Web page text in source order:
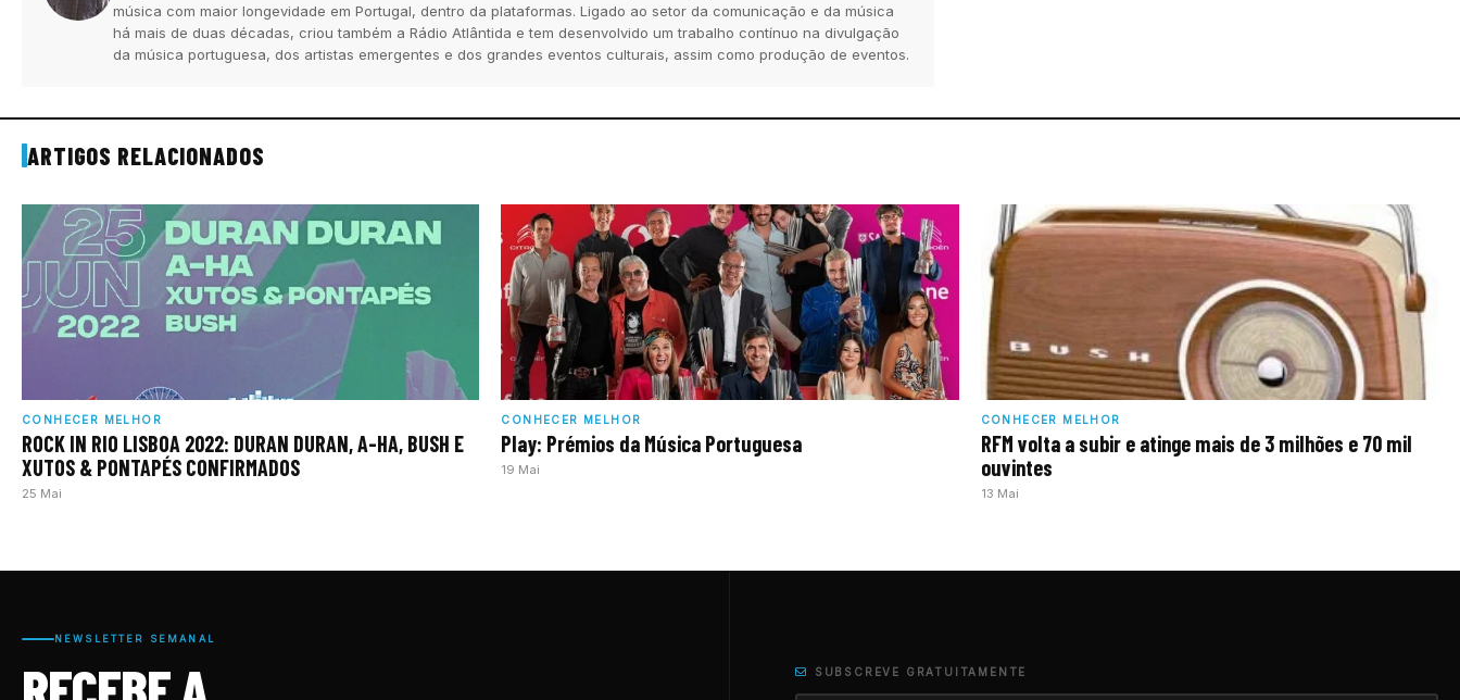
música com maior longevidade em Portugal, dentro da plataformas. Ligado ao setor da comunicação e da música
há mais de duas décadas, criou também a Rádio Atlântida e tem desenvolvido um trabalho contínuo na divulgação
da música portuguesa, dos artistas emergentes e dos grandes eventos culturais, assim como produção de eventos.
ARTIGOS RELACIONADOS
CONHECER MELHOR
ROCK IN RIO LISBOA 2022: DURAN DURAN, A-HA, BUSH E
XUTOS & PONTAPÉS CONFIRMADOS
25 Mai
CONHECER MELHOR
Play: Prémios da Música Portuguesa
19 Mai
CONHECER MELHOR
RFM volta a subir e atinge mais de 3 milhões e 70 mil
ouvintes
13 Mai
NEWSLETTER SEMANAL
SUBSCREVE GRATUITAMENTE